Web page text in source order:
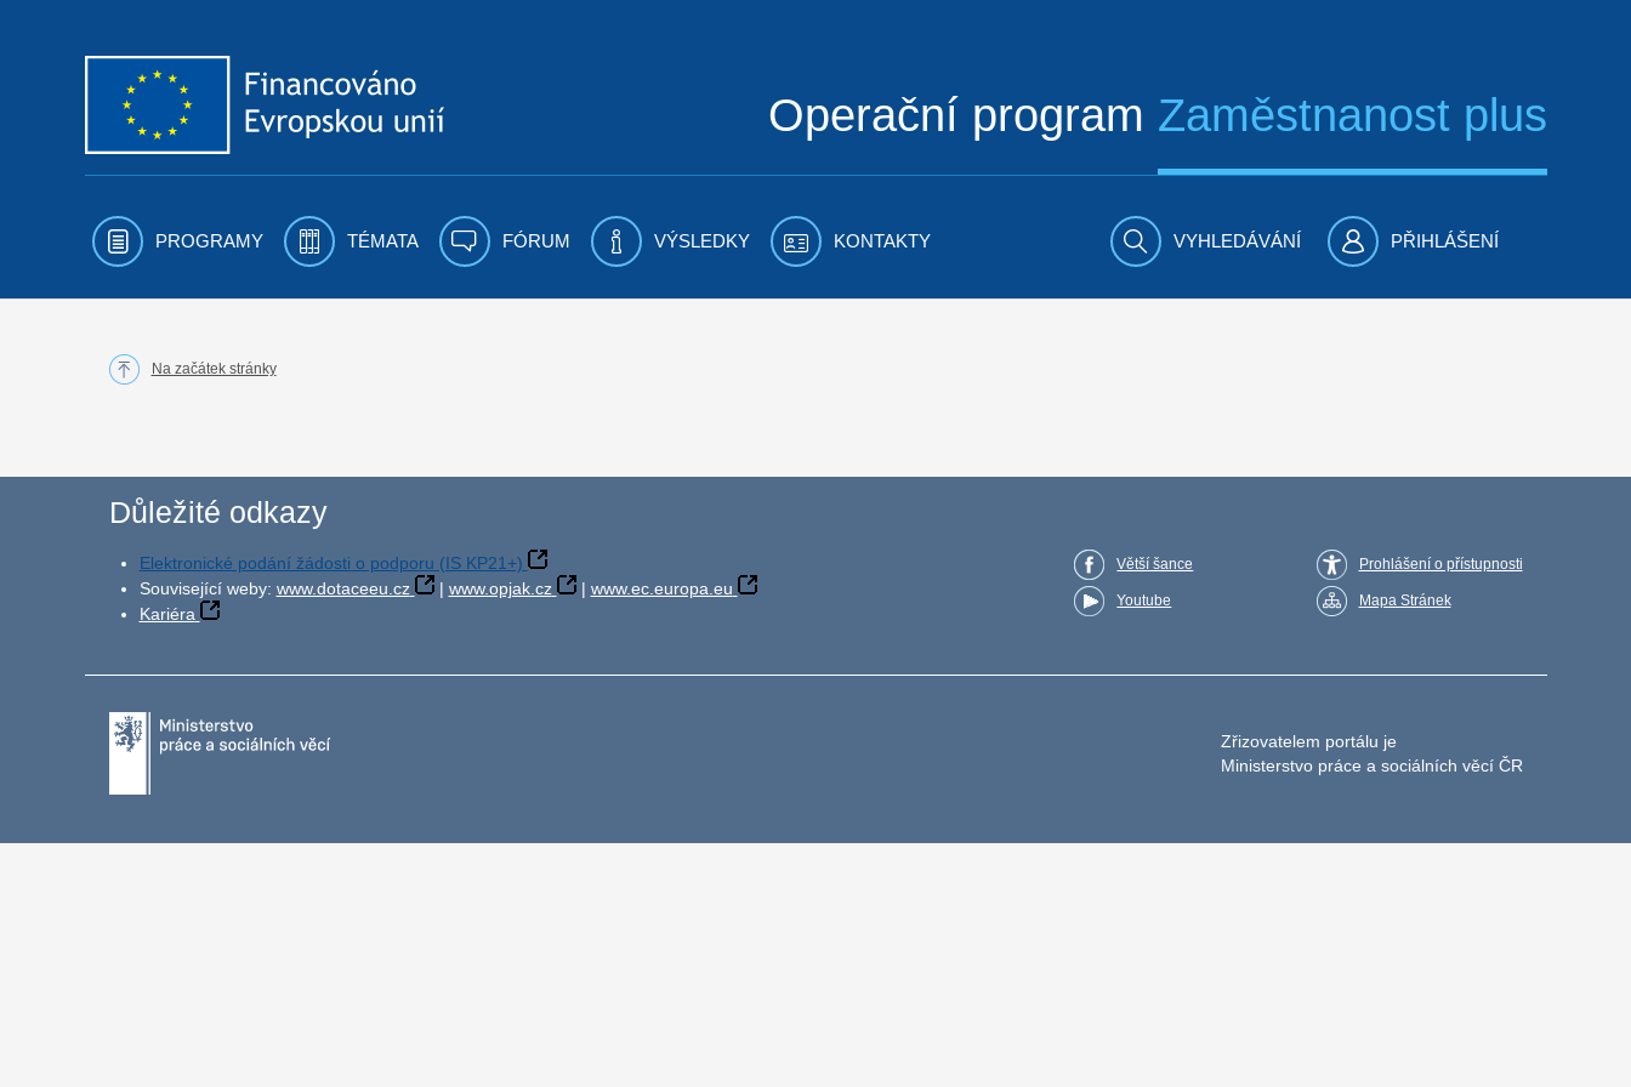
Operační program Zaměstnanost plus
PROGRAMY TÉMATA FÓRUM VÝSLEDKY KONTAKTY VYHLEDÁVÁNÍ PŘIHLÁŠENÍ
Na začátek stránky
Důležité odkazy
Elektronické podání žádosti o podporu (IS KP21+)
Související weby: www.dotaceeu.cz | www.opjak.cz | www.ec.europa.eu
Kariéra
Větší šance
Youtube
Prohlášení o přístupnosti
Mapa Stránek
Zřizovatelem portálu je
Ministerstvo práce a sociálních věcí ČR